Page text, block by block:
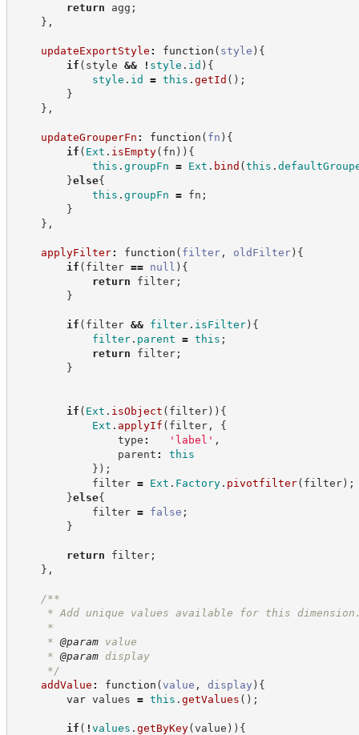
return agg ;
} ,
updateExportStyle : function ( style ) {
if ( style && ! style . id ) {
style . id = this . getId ( ) ;
}
} ,
updateGrouperFn : function ( fn ) {
if ( Ext . isEmpty( fn ) ) {
this . groupFn = Ext . bind (this .
}else{
this . groupFn = fn ;
}
} ,
applyFilter: function ( filter, oldFilter) {
if ( filter == null ) {
return filter;
}
if ( filter && filter. isFilter) {
filter. parent = this ;
return filter;
}
if ( Ext . isObject ( filter) ) {
Ext . applyIf ( filter,
{
type : ' label ' ,
parent :
this
} ) ;
filter = Ext . Factory. pivotfilter( filter) ;
}else{
filter = false ;
}
return filter;
} ,
/**
* Add unique values available for this dimension.
*
* @param value
* @param display
*/
addValue : function (value , display ) {
var values = this . getValues ( ) ;
if ( ! values . getByKey(value ) ) {